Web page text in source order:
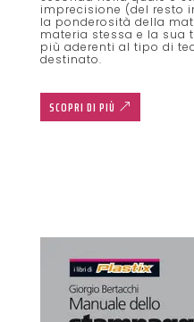
imprecisione (del resto
la ponderosità della
materia stessa e la sua
più aderenti al tipo di
destinato.
SCOPRI DI PIÙ